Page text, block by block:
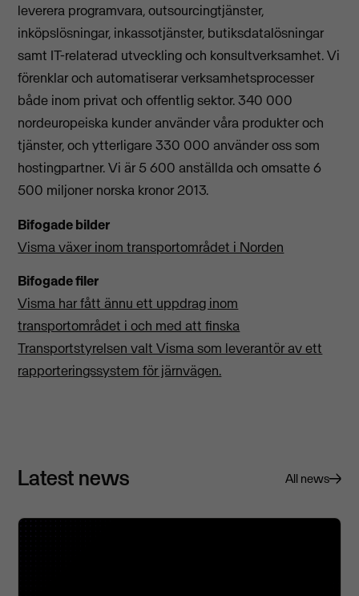
leverera programvara, outsourcingtjänster,
inköpslösningar, inkassotjänster, butiksdatalösningar
samt IT-relaterad utveckling och konsultverksamhet. Vi
förenklar och automatiserar verksamhetsprocesser
både inom privat och offentlig sektor. 340 000
nordeuropeiska kunder använder våra produkter och
tjänster, och ytterligare 330 000 använder oss som
hostingpartner. Vi är 5 600 anställda och omsatte 6
500 miljoner norska kronor 2013.
Bifogade bilder
Visma växer inom transportområdet i Norden
Bifogade filer
Visma har fått ännu ett uppdrag inom
transportområdet i och med att finska
Transportstyrelsen valt Visma som leverantör av ett
rapporteringssystem för järnvägen.
Latest news All news